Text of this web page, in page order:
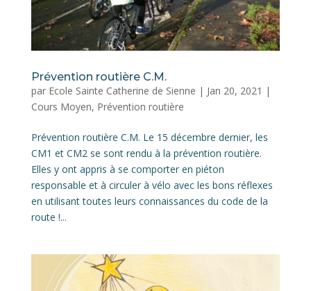
Prévention routière C.M.
par Ecole Sainte Catherine de Sienne | Jan 20, 2021 |
Cours Moyen, Prévention routière
Prévention routière C.M. Le 15 décembre dernier, les
CM1 et CM2 se sont rendu à la prévention routière.
Elles y ont appris à se comporter en piéton
responsable et à circuler à vélo avec les bons réflexes
en utilisant toutes leurs connaissances du code de la
route !...